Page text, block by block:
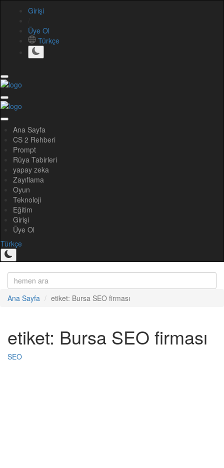
Girişi
Üye Ol
Türkçe
Ana Sayfa
CS 2 Rehberi
Prompt
Rüya Tabirleri
yapay zeka
Zayıflama
Oyun
Teknoloji
Eğitim
Girişi
Üye Ol
Türkçe
Ana Sayfa etiket: Bursa SEO firması
etiket: Bursa SEO firması
SEO